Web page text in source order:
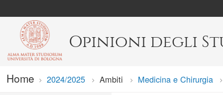
Opinioni degli
Home 2024/2025 Ambiti Medicina e Chirurgia